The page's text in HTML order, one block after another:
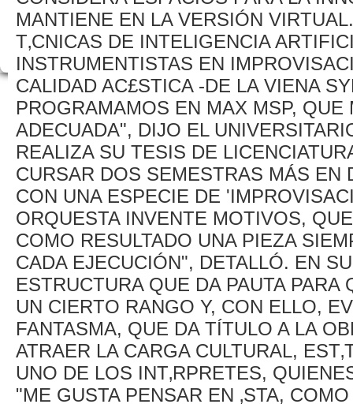
MANTIENE EN LA VERSIÓN
T‚CNICAS DE INTELIGENCIA
INSTRUMENTISTAS EN
CALIDAD AC£STICA -DE LA VIENA
PROGRAMAMOS EN MAX MSP,
ADECUADA", DIJO EL
REALIZA SU TESIS DE
CURSAR DOS SEMESTRAS MÁS
CON UNA ESPECIE DE
ORQUESTA INVENTE MOTIVOS,
COMO RESULTADO UNA PIEZA
CADA EJECUCIÓN", DETALLÓ. EN
ESTRUCTURA QUE DA PAUTA
UN CIERTO RANGO Y, CON ELLO,
FANTASMA, QUE DA TÍTULO A LA
ATRAER LA CARGA CULTURAL,
UNO DE LOS INT‚RPRETES,
"ME GUSTA PENSAR EN ‚STA,